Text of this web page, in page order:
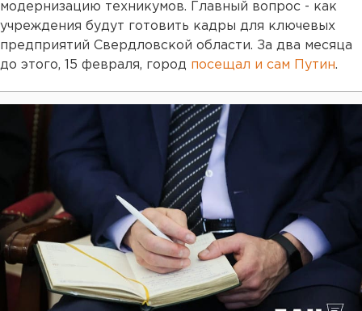
модернизацию техникумов. Главный вопрос - как
учреждения будут готовить кадры для ключевых
предприятий Свердловской области. За два месяца
до этого, 15 февраля, город посещал и сам Путин.